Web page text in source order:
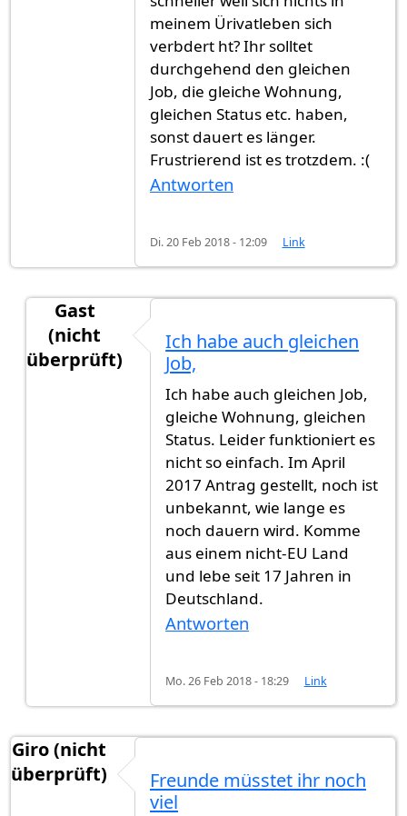
meinem Ürivatleben sich
verbdert ht? Ihr solltet
durchgehend den gleichen
Job, die gleiche Wohnung,
gleichen Status etc. haben,
sonst dauert es länger.
Frustrierend ist es trotzdem. :(
Antworten
Di. 20 Feb 2018 - 12:09 Link
Gast
(nicht
überprüft)
Ich habe am 12.09. schon mal
Ich habe auch gleichen
Job,
Ich habe auch gleichen Job,
gleiche Wohnung, gleichen
Status. Leider funktioniert es
nicht so einfach. Im April
2017 Antrag gestellt, noch ist
unbekannt, wie lange es
noch dauern wird. Komme
aus einem nicht-EU Land
und lebe seit 17 Jahren in
Deutschland.
Antworten
Mo. 26 Feb 2018 - 18:29 Link
Giro (nicht
überprüft)
Freunde müsstet ihr noch
viel